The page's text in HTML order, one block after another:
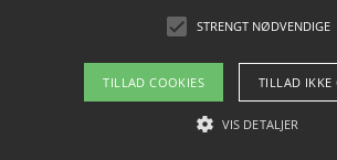
Copyright 2026 - Pilanto
Om / kontakt
Blog
STRENGT NØDVENDIGE
TILLAD COOKIES TILLAD IKKE
VIS DETALJER